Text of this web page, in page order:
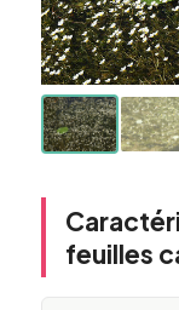
feuilles